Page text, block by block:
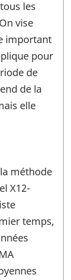
les
vise
important
pour
de
de la
elle
méthode
X12-
temps,